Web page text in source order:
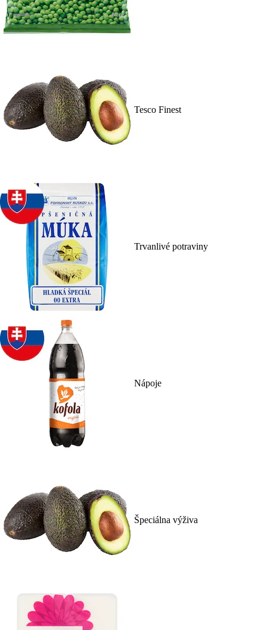
Tesco Finest
Trvanlivé potraviny
Nápoje
Špeciálna výživa